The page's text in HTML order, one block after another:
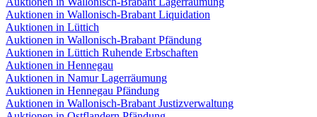
Auktionen in Wallonisch-Brabant Liquidation
Auktionen in Lüttich
Auktionen in Wallonisch-Brabant Pfändung
Auktionen in Lüttich Ruhende Erbschaften
Auktionen in Hennegau
Auktionen in Namur Lagerräumung
Auktionen in Hennegau Pfändung
Auktionen in Wallonisch-Brabant Justizverwaltung